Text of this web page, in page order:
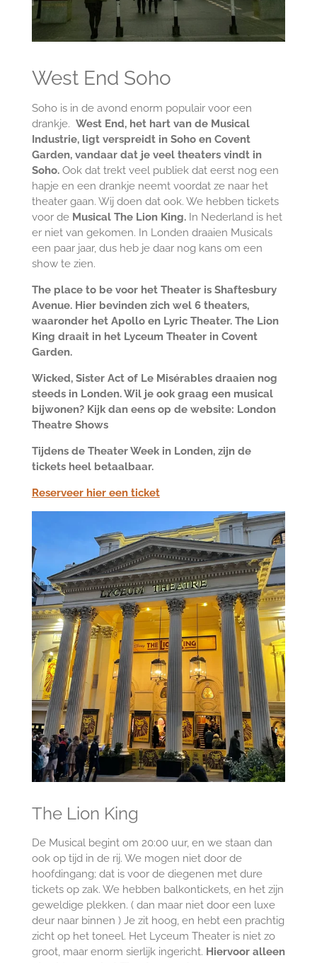
West End Soho
Soho is in de avond enorm populair voor een
drankje. West End, het hart van de Musical
Industrie, ligt verspreidt in Soho en Covent
Garden, vandaar dat je veel theaters vindt in
Soho.Ook dat trekt veel publiek dat eerst nog een
hapje en een drankje neemt voordat ze naar het
theater gaan. Wij doen dat ook. We hebben tickets
voor de Musical The Lion King.In Nederland is het
er niet van gekomen. In Londen draaien Musicals
een paar jaar, dus heb je daar nog kans om een
show te zien.
The place to be voor het Theater is Shaftesbury
Avenue. Hier bevinden zich wel 6 theaters,
waaronder het Apollo en Lyric Theater. The Lion
King draait in het Lyceum Theater in Covent
Garden.
Wicked, Sister Act of Le Misérables draaien nog
steeds in Londen. Wil je ook graag een musical
bijwonen? Kijk dan eens op de website: London
Theatre Shows
Tijdens de Theater Week in Londen, zijn de
tickets heel betaalbaar.
Reserveer hier een ticket
The Lion King
De Musical begint om 20:00 uur, en we staan dan
ook op tijd in de rij. We mogen niet door de
hoofdingang; dat is voor de diegenen met dure
tickets op zak. We hebben balkontickets, en het zijn
geweldige plekken. ( dan maar niet door een luxe
deur naar binnen ) Je zit hoog, en hebt een prachtig
zicht op het toneel. Het Lyceum Theater is niet zo
groot, maar enorm sierlijk ingericht. Hiervoor alleen